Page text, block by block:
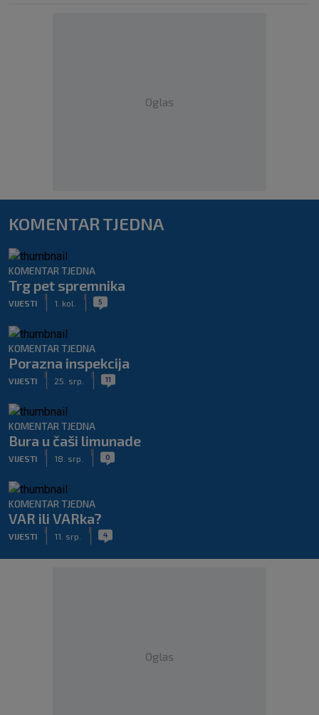
Oglas
KOMENTAR TJEDNA
KOMENTAR TJEDNA
Trg pet spremnika
VIJESTI 1. kol. 5
KOMENTAR TJEDNA
Porazna inspekcija
VIJESTI 25. srp. 11
KOMENTAR TJEDNA
Bura u čaši limunade
VIJESTI 18. srp. 0
KOMENTAR TJEDNA
VAR ili VARka?
VIJESTI 11. srp. 4
Oglas